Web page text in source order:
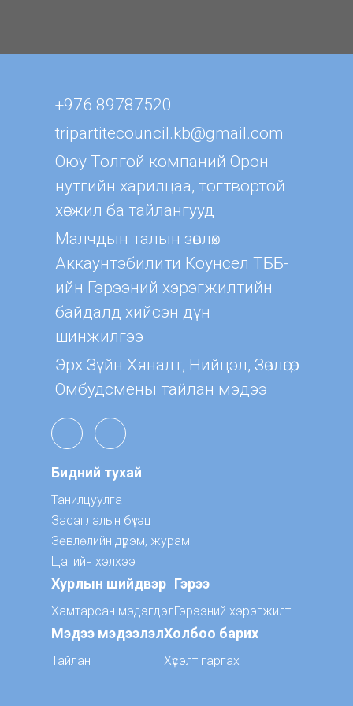
+976 89787520
tripartitecouncil.kb@gmail.com
Оюу Толгой компаний Орон
нутгийн харилцаа, тогтвортой
хөгжил ба тайлангууд
Малчдын талын зөвлөх
Aккаунтэбилити Коунсел ТББ-
ийн Гэрээний хэрэгжилтийн
байдалд хийсэн дүн
шинжилгээ
Эрх Зүйн Хяналт, Нийцэл, Зөвлөгөө,
Омбудсмены тайлан мэдээ
Бидний тухай
Танилцуулга
Засаглалын бүтэц
Зөвлөлийн дүрэм, журам
Цагийн хэлхээ
Хурлын шийдвэр
Хамтарсан мэдэгдэл
Гэрээ
Гэрээний хэрэгжилт
Мэдээ мэдээлэл
Тайлан
Холбоо барих
Хүсэлт гаргах